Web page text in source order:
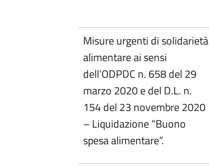
Misure urgenti di solidarietà
alimentare ai sensi
dell’ODPDC n. 658 del 29
marzo 2020 e del D.L. n.
154 del 23 novembre 2020
– Liquidazione “Buono
spesa alimentare”.